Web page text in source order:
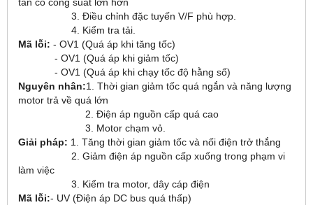
3. Điều chỉnh đặc tuyến V/F phù hợp.
4. Kiểm tra tải.
Mã lỗi: - OV1 (Quá áp khi tăng tốc)
- OV1 (Quá áp khi giảm tốc)
- OV1 (Quá áp khi chạy tốc độ hằng số)
Nguyên nhân:1. Thời gian giảm tốc quá ngắn và năng lượng
motor trả về quá lớn
2. Điện áp nguồn cấp quá cao
3. Motor chạm vỏ.
Giải pháp: 1. Tăng thời gian giảm tốc và nối điện trở thắng
2. Giảm điện áp nguồn cấp xuống trong phạm vi
làm việc
3. Kiểm tra motor, dây cáp điện
Mã lỗi:- UV (Điện áp DC bus quá thấp)